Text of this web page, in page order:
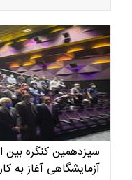
سیزدهمین کنگره بین
آزمایشگاهی آغاز به